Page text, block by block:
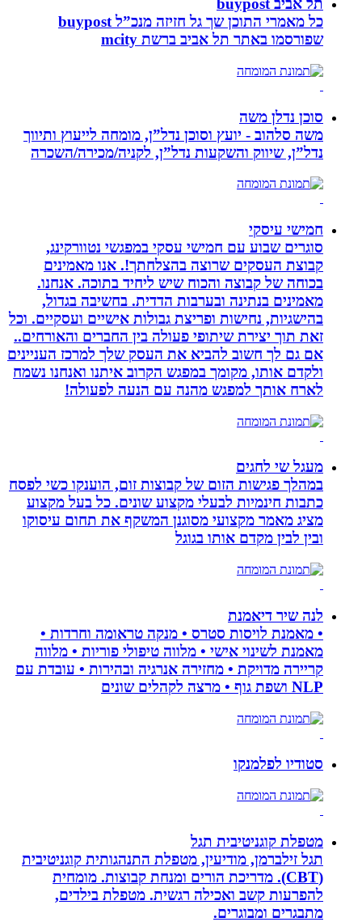
תל אביב buypost
כל מאמרי התוכן שך גל חזיזה מנכ”ל buypost
שפורסמו באתר תל אביב ברשת mcity
סוכן נדלן משה
משה סלהוב - יועץ וסוכן נדל”ן, מומחה לייעוץ ותיווך
נדל”ן, שיווק והשקעות נדל”ן, לקניה/מכירה/השכרה
חמישי עיסקי
סוגרים שבוע עם חמישי עסקי במפגשי נטוורקינג,
קבוצת העסקים שרוצה בהצלחתך!. אנו מאמינים
בכוחה של קבוצה והכוח שיש ליחיד בתוכה. אנחנו.
מאמינים בנתינה ובערבות הדדית. בחשיבה בגדול,
בהישגיות, נחישות ופריצת גבולות אישיים ועסקיים. וכל
זאת תוך יצירת שיתופי פעולה בין החברים והאורחים..
אם גם לך חשוב להביא את העסק שלך למרכז העניינים
ולקדם אותו, מקומך במפגש הקרוב איתנו ואנחנו נשמח
לארח אותך למפגש מהנה עם הנעה לפעולה!
מעגל שי לחגים
במהלך פגישות הזום של קבוצות זום, הוענקו כשי לפסח
כתבות חינמיות לבעלי מקצוע שונים. כל בעל מקצוע
מציג מאמר מקצועי מסוגנן המשקף את תחום עיסוקו
ובין לבין מקדם אותו בגוגל
לנה שיר דיאמנת
• מאמנת לויסות סטרס • מנקה טראומה וחרדות •
מאמנת לשינוי אישי • מלווה טיפולי פוריות • מלווה
קריירה מדויקת • מחזירה אנרגיה ובהירות • עובדת עם
סטודיו לפלמנקו
מטפלת קוגניטיבית תגל
תגל זילברמן, מודיעין, מטפלת התנהגותית קוגניטיבית
(CBT). מדריכת הורים ומנחת קבוצות. מומחית
להפרעות קשב ואכילה רגשית. מטפלת בילדים,
מתבגרים ומבוגרים.